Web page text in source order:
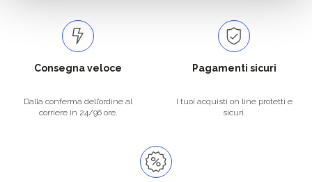
Consegna veloce
Dalla conferma dell’ordine al
corriere in 24/96 ore.
Pagamenti sicuri
I tuoi acquisti on line protetti e
sicuri.